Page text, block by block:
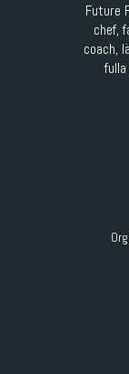
Future
chef,
coach,